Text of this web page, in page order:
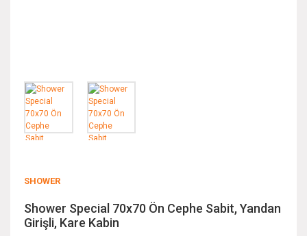
SHOWER
Shower Special 70x70 Ön Cephe Sabit, Yandan
Girişli, Kare Kabin